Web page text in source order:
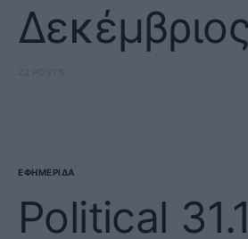
ΕΦΗΜΕΡΊΔΑ
Political